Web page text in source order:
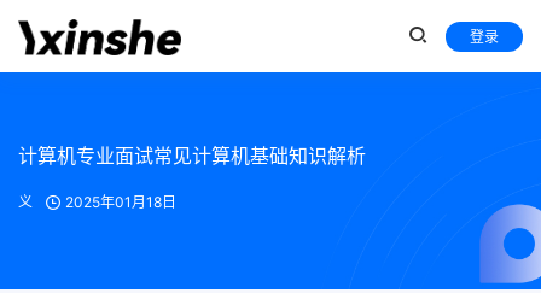
登录
计算机专业面试常见计算机基础知识解析
义 2025年01月18日